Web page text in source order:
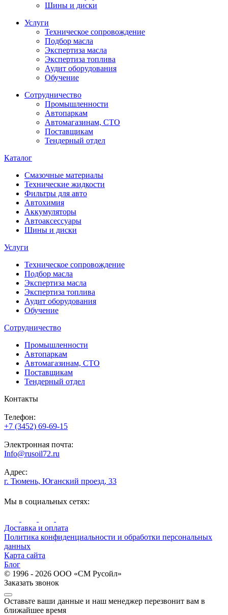
Шины и диски
Услуги
Техническое сопровождение
Подбор масла
Экспертиза масла
Экспертиза топлива
Аудит оборудования
Обучение
Сотрудничество
Промышленности
Автопаркам
Автомагазинам, СТО
Поставщикам
Тендерный отдел
Каталог
Смазочные материалы
Технические жидкости
Фильтры для авто
Автохимия
Аккумуляторы
Автоаксессуары
Шины и диски
Услуги
Техническое сопровождение
Подбор масла
Экспертиза масла
Экспертиза топлива
Аудит оборудования
Обучение
Сотрудничество
Промышленности
Автопаркам
Автомагазинам, СТО
Поставщикам
Тендерный отдел
Контакты
Телефон:
+7 (3452) 69-69-15
Электронная почта:
Info@rusoil72.ru
Адрес:
г. Тюмень, Юганский проезд, 33
Мы в социальных сетях:
Доставка и оплата
Политика конфиденциальности и обработки персональных
данных
Карта сайта
Блог
© 1996 - 2026 ООО «СМ Русойл»
Заказать звонок
Оставьте ваши данные и наш менеджер перезвонит вам в
ближайшее время